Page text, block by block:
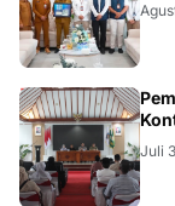
ACEH
Juli